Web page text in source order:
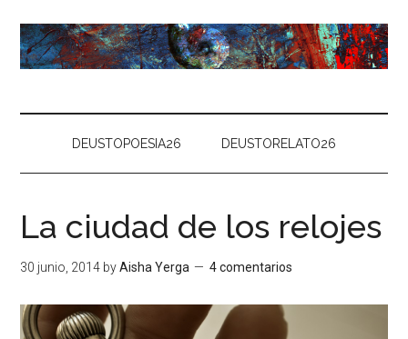
DEUSTOPOESIA26 DEUSTORELATO26
La ciudad de los relojes
30 junio, 2014 byAisha Yerga 4 comentarios